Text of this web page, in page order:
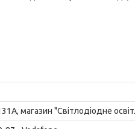
магазин "Світлодіодне